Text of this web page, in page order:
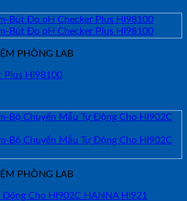
PHÒNG LAB
Plus HI98100
PHÒNG LAB
Động Cho HI902C HANNA HI921